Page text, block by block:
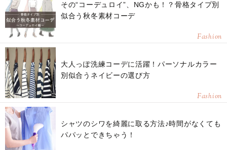
その“コーデュロイ”、NGかも！？骨格タイプ別
似合う秋冬素材コーデ
Fashion
大人っぽ洗練コーデに活躍！パーソナルカラー
別似合うネイビーの選び方
Fashion
シャツのシワを綺麗に取る方法♪時間がなくても
パパッとできちゃう！